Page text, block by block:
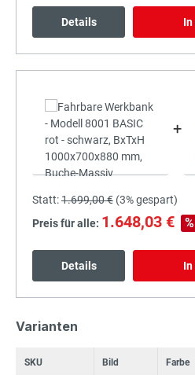
Details In
+
Statt:1.699,00 € (3%gespart)
Preis für alle: 1.648,03 € %
Details In
Varianten
SKU Bild Farbe